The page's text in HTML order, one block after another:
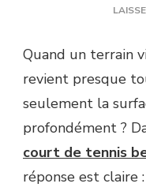
Quand un terrain
revient presque
seulement la
profondément ?
court de tennis
réponse est claire